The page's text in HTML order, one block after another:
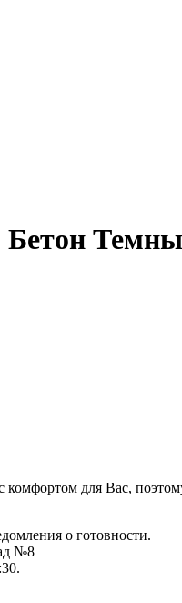
для Вас,
о готовности.
№8